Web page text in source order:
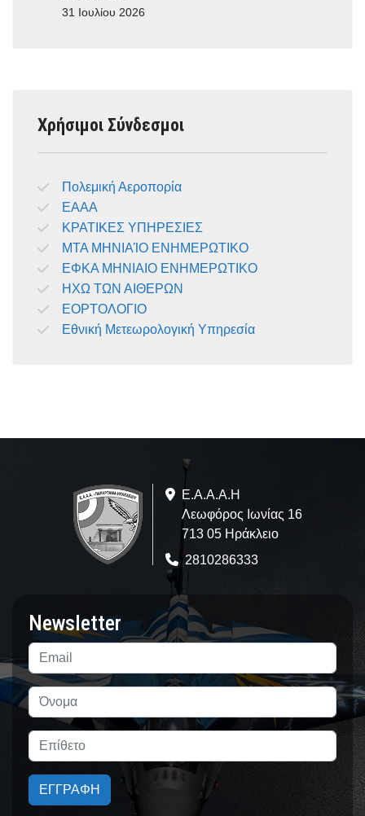
31 Ιουλίου 2026
Χρήσιμοι Σύνδεσμοι
Πολεμική Αεροπορία
ΕΑΑΑ
ΚΡΑΤΙΚΕΣ ΥΠΗΡΕΣΙΕΣ
ΜΤΑ ΜΗΝΙΑΊΟ ΕΝΗΜΕΡΩΤΙΚΟ
ΕΦΚΑ ΜΗΝΙΑΙΟ ΕΝΗΜΕΡΩΤΙΚΟ
ΗΧΩ ΤΩΝ ΑΙΘΕΡΩΝ
ΕΟΡΤΟΛΟΓΙΟ
Εθνική Μετεωρολογική Υπηρεσία
Ε.A.Α.Α.Η
Λεωφόρος Ιωνίας 16
713 05 Ηράκλειο
2810286333
Newsletter
ΕΓΓΡΑΦΗ